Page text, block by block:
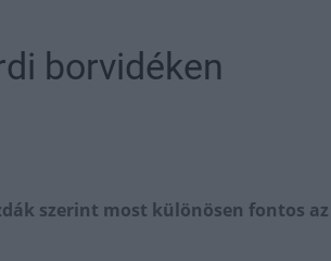
borvidéken
szerint most különösen fontos az